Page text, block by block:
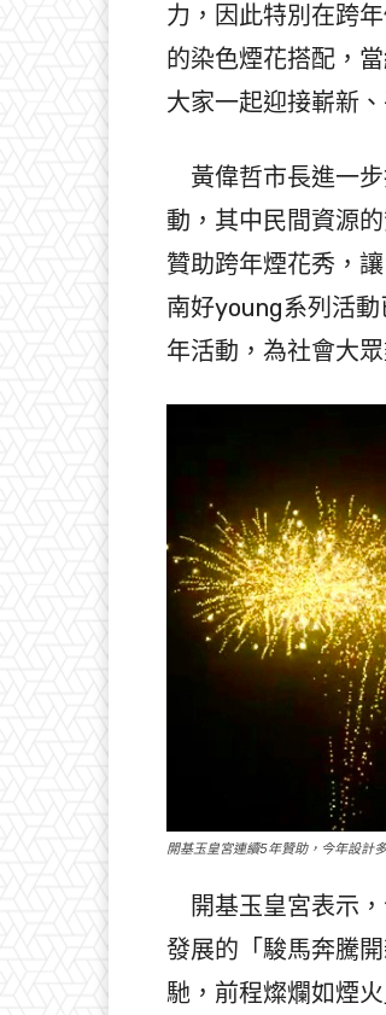
力，因此特別在跨
的染色煙花搭配，
大家一起迎接嶄新
黃偉哲市長進一步
動，其中民間資源
贊助跨年煙花秀，
南好young系列活
年活動，為社會大
開基玉皇宮連續5年贊助，今年設計
開基玉皇宮表示，
發展的「駿馬奔騰
馳，前程燦爛如煙